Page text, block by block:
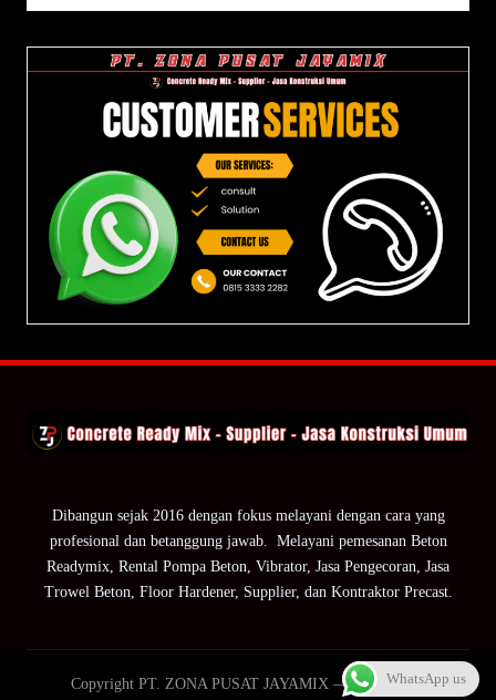
Dibangun sejak 2016 dengan fokus melayani dengan cara yang
profesional dan betanggung jawab. Melayani pemesanan Beton
Readymix, Rental Pompa Beton, Vibrator, Jasa Pengecoran, Jasa
Trowel Beton, Floor Hardener, Supplier, dan Kontraktor Precast.
Copyright PT. ZONA PUSAT JAYAMIX — ZPJ Group.WhatsApp us